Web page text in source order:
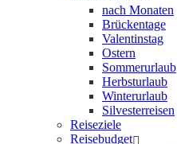
nach Monaten
Brückentage
Valentinstag
Ostern
Sommerurlaub
Herbsturlaub
Winterurlaub
Silvesterreisen
Reiseziele
Reisebudget